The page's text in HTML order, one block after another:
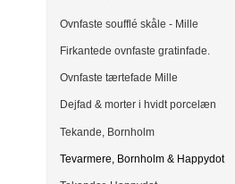
Ovnfaste soufflé skåle - Mille
Firkantede ovnfaste gratinfade.
Ovnfaste tærtefade Mille
Dejfad & morter i hvidt porcelæn
Tekande, Bornholm
Tevarmere, Bornholm & Happydot